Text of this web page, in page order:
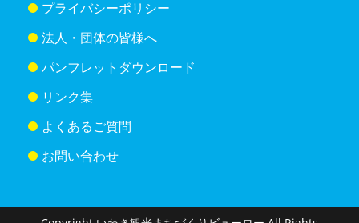
プライバシーポリシー
法人・団体の皆様へ
パンフレットダウンロード
リンク集
よくあるご質問
お問い合わせ